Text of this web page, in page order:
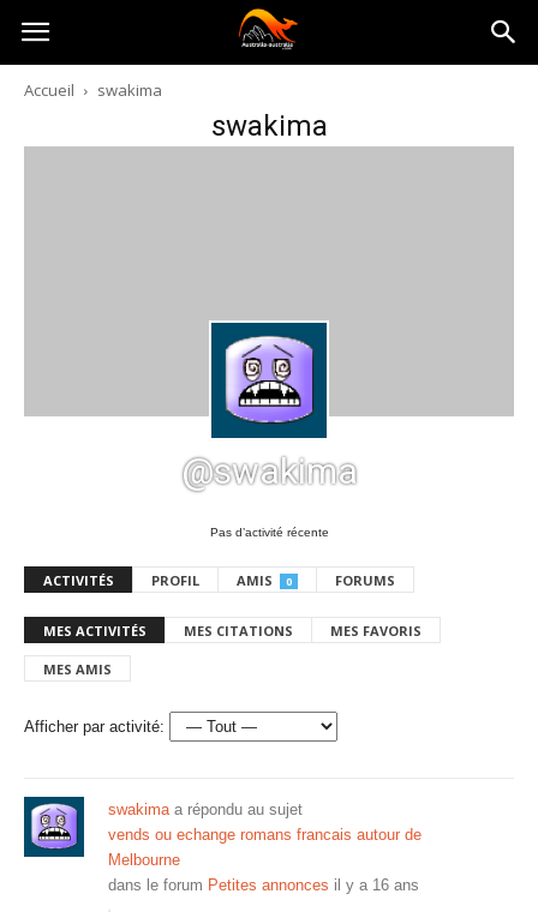
Australia-
australie.com
Accueil swakima
swakima
@swakima
Pas d’activité récente
ACTIVITÉS PROFIL AMIS 0 FORUMS
MES ACTIVITÉS MES CITATIONS MES FAVORIS
MES AMIS
Afficher par activité:
swakimaa répondu au sujet
vends ou echange romans francais autour de
Melbourne
dans le forum Petites annonces il y a 16 ans